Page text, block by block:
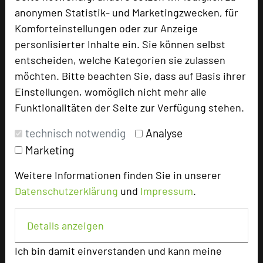
anonymen Statistik- und Marketingzwecken, für
Komforteinstellungen oder zur Anzeige
personlisierter Inhalte ein. Sie können selbst
entscheiden, welche Kategorien sie zulassen
möchten. Bitte beachten Sie, dass auf Basis ihrer
Einstellungen, womöglich nicht mehr alle
Funktionalitäten der Seite zur Verfügung stehen.
technisch notwendig
Analyse
Marketing
Weitere Informationen finden Sie in unserer
Datenschutzerklärung und Impressum.
Details anzeigen
Ich bin damit einverstanden und kann meine
Einzelzimmer
77
Trainerappartements
Besonders geeignet für
660 Seiten dieses Hotels wurden in den vergangenen
30 Tagen auf diesem Portal aufgerufen.
Impressum zum Hotel